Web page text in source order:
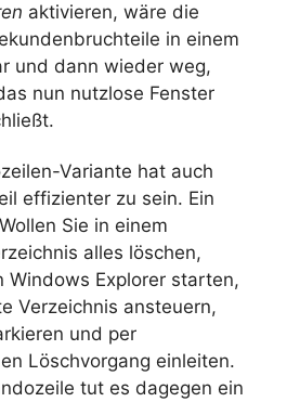
aktivieren, wäre die
in einem
und dann wieder weg,
nun nutzlose Fenster
Variante hat auch
effizienter zu sein. Ein
Sie in einem
alles löschen,
Windows Explorer starten,
Verzeichnis ansteuern,
und per
Löschvorgang einleiten.
tut es dagegen ein